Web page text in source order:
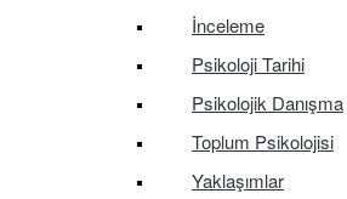
İnceleme
Psikoloji Tarihi
Psikolojik Danışma
Toplum Psikolojisi
Yaklaşımlar